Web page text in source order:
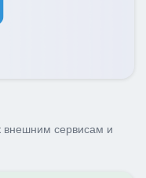
внешним сервисам и